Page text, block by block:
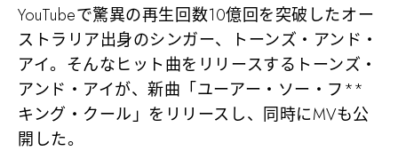
YouTubeで驚異の再生回数10億回を突破したオー
ストラリア出身のシンガー、トーンズ・アンド・
アイ。そんなヒット曲をリリースするトーンズ・
アンド・アイが、新曲「ユーアー・ソー・フ**
キング・クール」をリリースし、同時にMVも公
開した。